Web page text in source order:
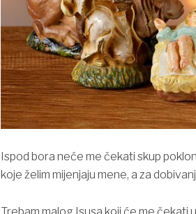
Ispod bora neće me čekati skup
koje želim mijenjaju mene, a za
Trebam malog Isusa koji će me čekati